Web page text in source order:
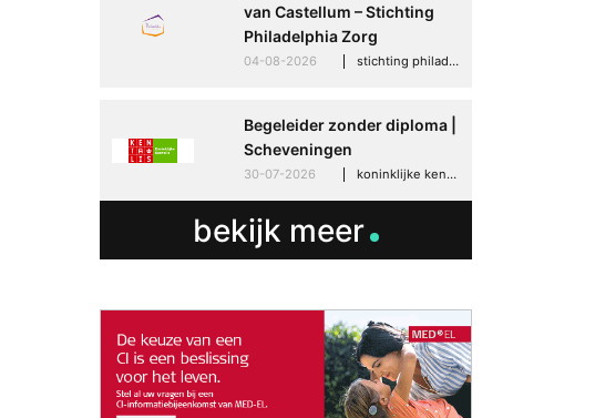
van Castellum – Stichting
Philadelphia Zorg
04-08-2026 stichting philadelphia zorg, den haag
Begeleider zonder diploma |
Scheveningen
30-07-2026 koninklijke kentalis, scheveningen
bekijk meer